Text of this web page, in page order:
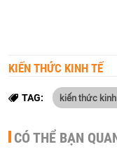
KIẾN THỨC KINH TẾ
TAG: kiến thức
CÓ THỂ BẠN